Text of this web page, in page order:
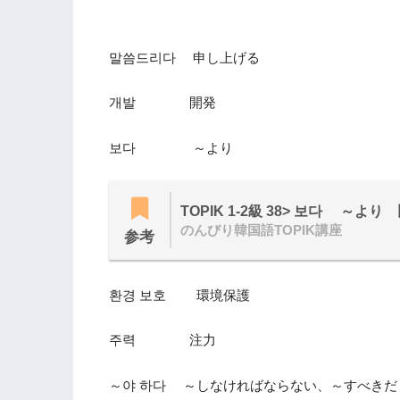
말씀드리다 申し上げる
개발 開発
보다 ～より
参考
TOPIK 1-2級 38> 보다 ～より
のんびり韓国語TOPIK講座
환경 보호 環境保護
주력 注力
～야 하다 ～しなければならない、～すべき